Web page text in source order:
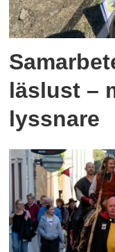
läslust –
lyssnare